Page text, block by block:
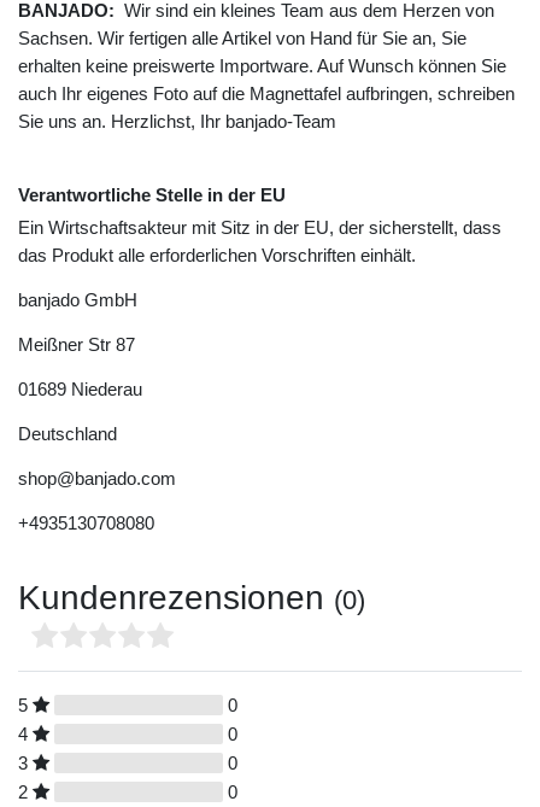
BANJADO: Wir sind ein kleines Team aus dem Herzen von
Sachsen. Wir fertigen alle Artikel von Hand für Sie an, Sie
erhalten keine preiswerte Importware. Auf Wunsch können Sie
auch Ihr eigenes Foto auf die Magnettafel aufbringen, schreiben
Sie uns an. Herzlichst, Ihr banjado-Team
Verantwortliche Stelle in der EU
Ein Wirtschaftsakteur mit Sitz in der EU, der sicherstellt, dass
das Produkt alle erforderlichen Vorschriften einhält.
banjado GmbH
Meißner Str 87
01689 Niederau
Deutschland
shop@banjado.com
+4935130708080
Kundenrezensionen (0)
5
0
4
0
3
0
2
0